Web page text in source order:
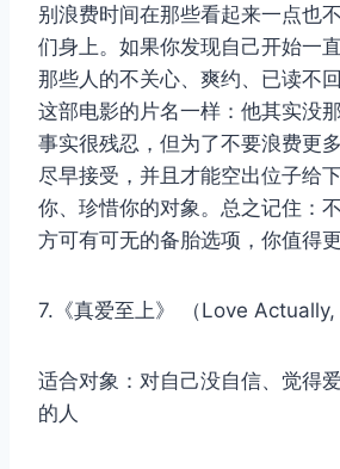
别浪费时间在那些看起来一点也
们身上。如果你发现自己开始一
那些人的不关心、爽约、已读不
这部电影的片名一样：他其实没
事实很残忍，但为了不要浪费更
尽早接受，并且才能空出位子给
你、珍惜你的对象。总之记住：
方可有可无的备胎选项，你值得更
7.《真爱至上》 （Love Actually,
适合对象：对自己没自信、觉得
的人